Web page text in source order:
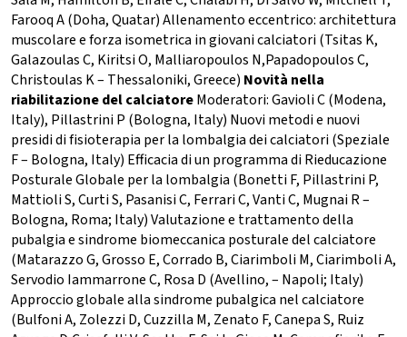
Farooq A (Doha, Quatar) Allenamento eccentrico: architettura
muscolare e forza isometrica in giovani calciatori (Tsitas K,
Galazoulas C, Kiritsi O, Malliaropoulos N,Papadopoulos C,
Christoulas K – Thessaloniki, Greece) Novità nella
riabilitazione del calciatoreModeratori: Gavioli C (Modena,
Italy), Pillastrini P (Bologna, Italy) Nuovi metodi e nuovi
presidi di fisioterapia per la lombalgia dei calciatori (Speziale
F – Bologna, Italy) Efficacia di un programma di Rieducazione
Posturale Globale per la lombalgia (Bonetti F, Pillastrini P,
Mattioli S, Curti S, Pasanisi C, Ferrari C, Vanti C, Mugnai R –
Bologna, Roma; Italy) Valutazione e trattamento della
pubalgia e sindrome biomeccanica posturale del calciatore
(Matarazzo G, Grosso E, Corrado B, Ciarimboli M, Ciarimboli A,
Servodio Iammarrone C, Rosa D (Avellino, – Napoli; Italy)
Approccio globale alla sindrome pubalgica nel calciatore
(Bulfoni A, Zolezzi D, Cuzzilla M, Zenato F, Canepa S, Ruiz